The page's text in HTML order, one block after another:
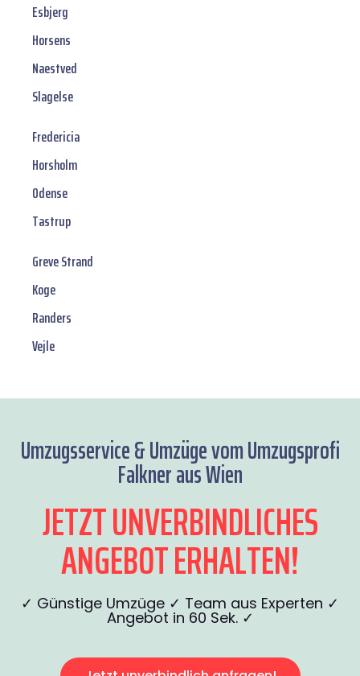
Esbjerg
Horsens
Naestved
Slagelse
Fredericia
Horsholm
Odense
Tastrup
Greve Strand
Koge
Randers
Vejle
Umzugsservice & Umzüge vom Umzugsprofi
Falkner aus Wien
JETZT UNVERBINDLICHES
ANGEBOT ERHALTEN!
✓ Günstige Umzüge ✓ Team aus Experten ✓
Angebot in 60 Sek. ✓